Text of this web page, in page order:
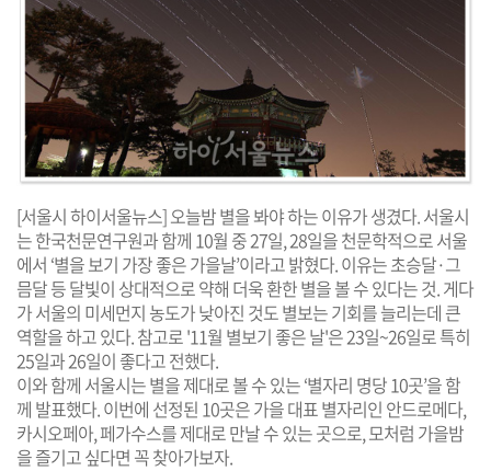
[서울시 하이서울뉴스] 오늘밤 별을 봐야 하는 이유가 생겼다. 서울시
는 한국천문연구원과 함께 10월 중 27일, 28일을 천문학적으로 서울
에서 ‘별을 보기 가장 좋은 가을날’이라고 밝혔다. 이유는 초승달·그
믐달 등 달빛이 상대적으로 약해 더욱 환한 별을 볼 수 있다는 것. 게다
가 서울의 미세먼지 농도가 낮아진 것도 별보는 기회를 늘리는데 큰
역할을 하고 있다. 참고로 '11월 별보기 좋은 날'은 23일~26일로 특히
25일과 26일이 좋다고 전했다.
이와 함께 서울시는 별을 제대로 볼 수 있는 ‘별자리 명당 10곳’을 함
께 발표했다. 이번에 선정된 10곳은 가을 대표 별자리인 안드로메다,
카시오페아, 페가수스를 제대로 만날 수 있는 곳으로, 모처럼 가을밤
을 즐기고 싶다면 꼭 찾아가보자.